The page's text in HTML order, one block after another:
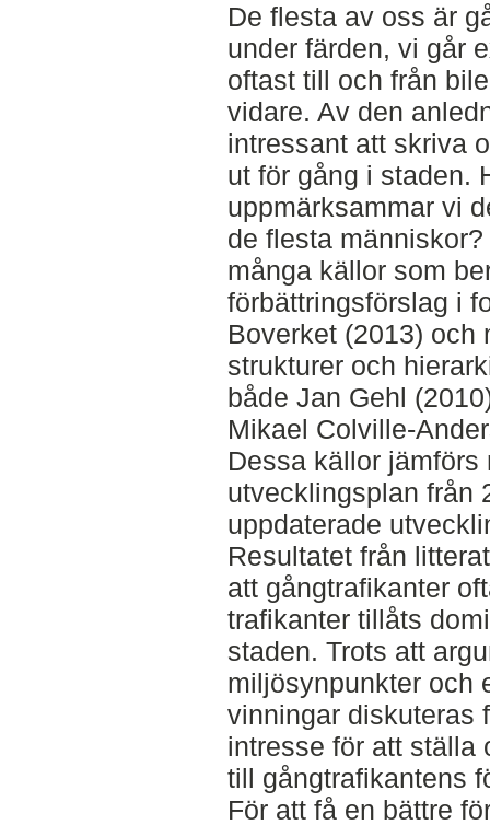
De flesta av oss är
under färden, vi går
oftast till och från
vidare. Av den
intressant att skriva
ut för gång i staden.
uppmärksammar vi
de flesta
många källor som
förbättringsförslag i
Boverket (2013) och
strukturer och
både Jan Gehl
Mikael Colville-
Dessa källor
utvecklingsplan från
uppdaterade
Resultatet från
att gångtrafikanter
trafikanter tillåts
staden. Trots att
miljösynpunkter och
vinningar diskuteras
intresse för att ställa
till gångtrafikantens
För att få en bättre